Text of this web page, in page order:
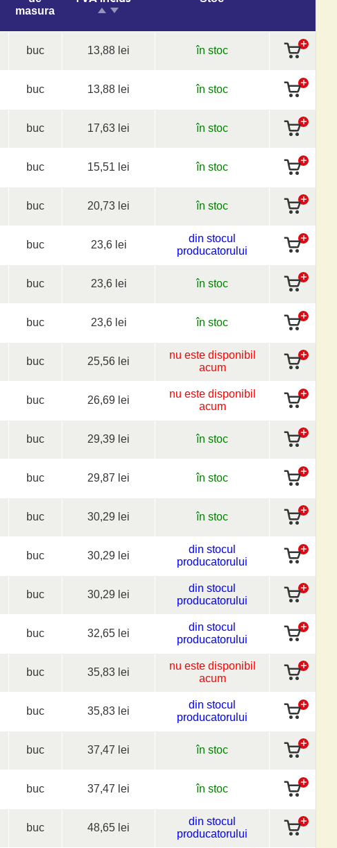
masura
buc 13,88 lei în stoc
buc 13,88 lei în stoc
buc 17,63 lei în stoc
buc 15,51 lei în stoc
buc 20,73 lei în stoc
buc 23,6 lei
din stocul
producatorului
buc 23,6 lei în stoc
buc 23,6 lei în stoc
buc 25,56 lei
nu este disponibil
acum
buc 26,69 lei
nu este disponibil
acum
buc 29,39 lei în stoc
buc 29,87 lei în stoc
buc 30,29 lei în stoc
buc 30,29 lei
din stocul
producatorului
buc 30,29 lei
din stocul
producatorului
buc 32,65 lei
din stocul
producatorului
buc 35,83 lei
nu este disponibil
acum
buc 35,83 lei
din stocul
producatorului
buc 37,47 lei în stoc
buc 37,47 lei în stoc
buc 48,65 lei
din stocul
producatorului